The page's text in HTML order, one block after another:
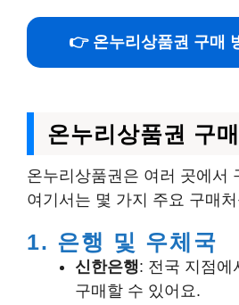
👉 온누리상품권 구매
온누리상품권 구
온누리상품권은 여러 곳에서
여기서는 몇 가지 주요 구매
1. 은행 및 우체국
신한은행: 전국 지점에
구매할 수 있어요.